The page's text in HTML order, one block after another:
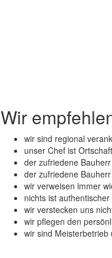
Wir
wir sind regional
unser Chef ist
der zufriedene
der zufriedene
wir verweisen immer
nichts ist
wir verstecken uns
wir pflegen den
wir sind